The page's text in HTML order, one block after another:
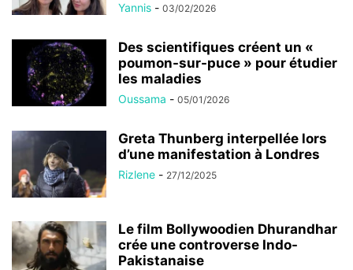
Yannis - 03/02/2026
Des scientifiques créent un «
poumon-sur-puce » pour étudier
les maladies
Oussama - 05/01/2026
Greta Thunberg interpellée lors
d’une manifestation à Londres
Rizlene - 27/12/2025
Le film Bollywoodien Dhurandhar
crée une controverse Indo-
Pakistanaise